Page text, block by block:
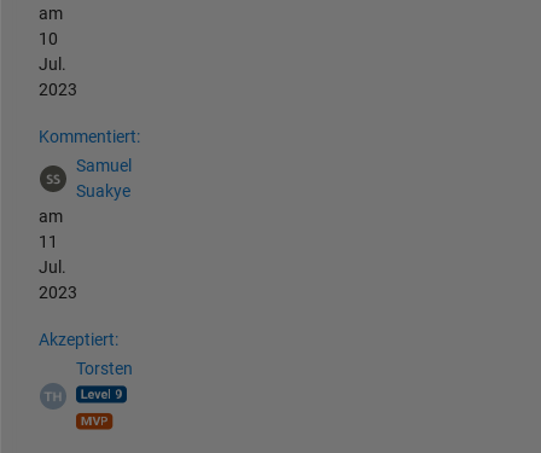
am
10
Jul.
2023
Kommentiert:
Samuel
Suakye
am
11
Jul.
2023
Akzeptiert:
Torsten